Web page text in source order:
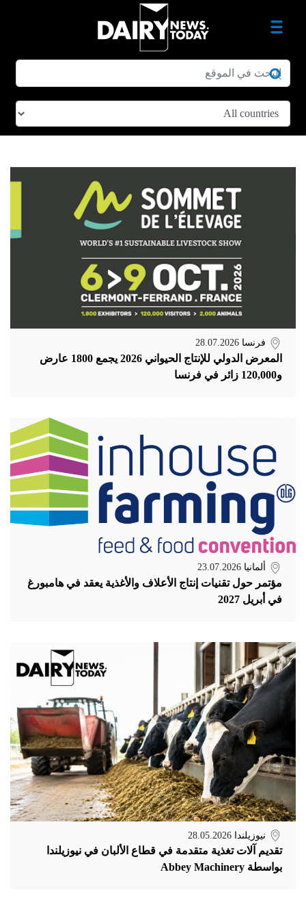
فرنسا 28.07.2026
المعرض الدولي للإنتاج الحيواني 2026 يجمع 1800 عارض
و120,000 زائر في فرنسا
ألمانيا 23.07.2026
مؤتمر حول تقنيات إنتاج الأعلاف والأغذية يعقد في هامبورغ
في أبريل 2027
نيوزيلندا 28.05.2026
تقديم آلات تغذية متقدمة في قطاع الألبان في نيوزيلندا
بواسطة Abbey Machinery